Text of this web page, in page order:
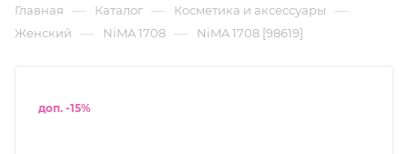
Главная — Каталог — Косметика и аксессуары —
Женский — NiMA 1708 — NiMA 1708 [98619]
доп. -15%